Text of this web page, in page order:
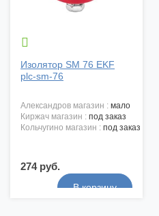

Изолятор SM 76 EKF
plc-sm-76
александров магазин : мало
киржач магазин : под заказ
кольчугино магазин : под заказ
274 руб.